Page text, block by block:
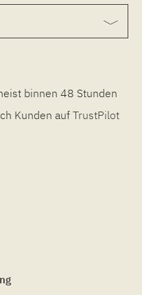
binnen 48 Stunden
Kunden auf TrustPilot